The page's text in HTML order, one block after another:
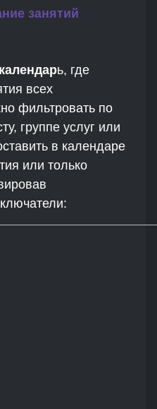
занятий
ь, где
всех
фильтровать по
группе услуг или
в календаре
или только